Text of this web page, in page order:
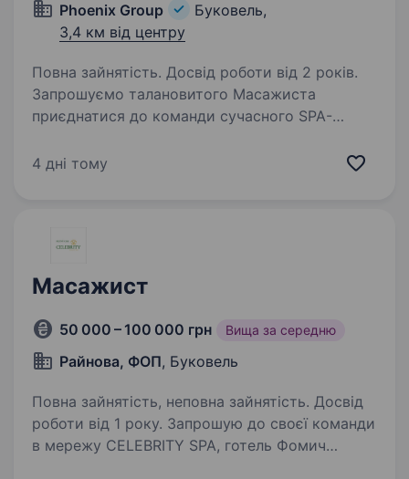
Phoenix Group
Буковель,
3,4 км від центру
Повна зайнятість. Досвід роботи від 2 років.
Запрошуємо талановитого Масажиста
приєднатися до команди сучасного SPA-
атмосферу глибокого відновлення, релаксу
4 дні тому
Масажист
50 000 – 100 000 грн Вища за середню
Райнова, ФОП, Буковель
Повна зайнятість, неповна зайнятість. Досвід
роботи від 1 року. Запрошую до своєї команди
в мережу CELEBRITY SPA, готель Фомич